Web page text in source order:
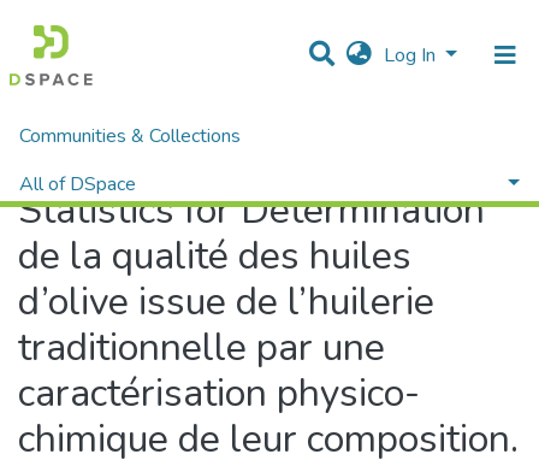
Log In
Communities & Collections
All of DSpace
Home Statistics
Statistics for Détermination
de la qualité des huiles
d’olive issue de l’huilerie
traditionnelle par une
caractérisation physico-
chimique de leur composition.